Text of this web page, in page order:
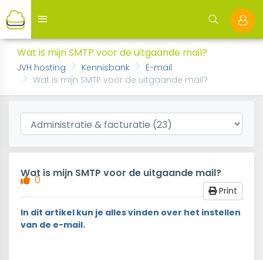
Wat is mijn SMTP voor de uitgaande mail?
JVH hosting Kennisbank
E-mail
Wat is mijn SMTP voor de uitgaande mail?
Wat is mijn SMTP voor de uitgaande mail?
Print
0
In dit artikel kun je alles vinden over het instellen
van de e-mail.